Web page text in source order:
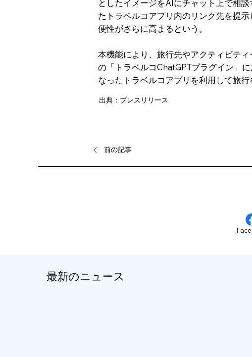
としたイメージをAIにチャット上で相
たトラベルコアプリ内のリンク先を提
便性がさらに高まるという。
本機能により、旅行先やアクティビテ
の「トラベルコChatGPTプラグイン」
なったトラベルコアプリを利用して旅
出典：プレスリリース
前の記事
最新のニュース